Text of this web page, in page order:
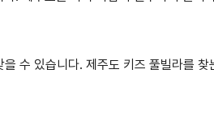
수 있습니다. 제주도 키즈 풀빌라를 찾